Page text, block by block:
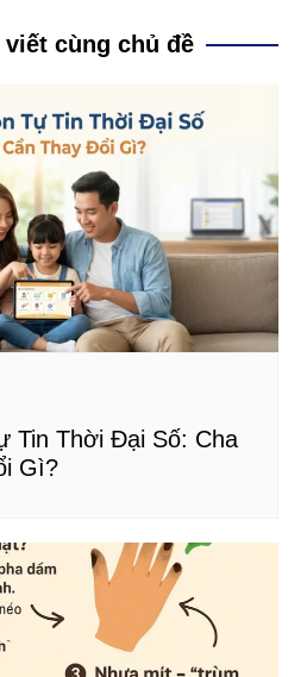
cùng chủ đề
Tin Thời Đại Số: Cha
Gì?